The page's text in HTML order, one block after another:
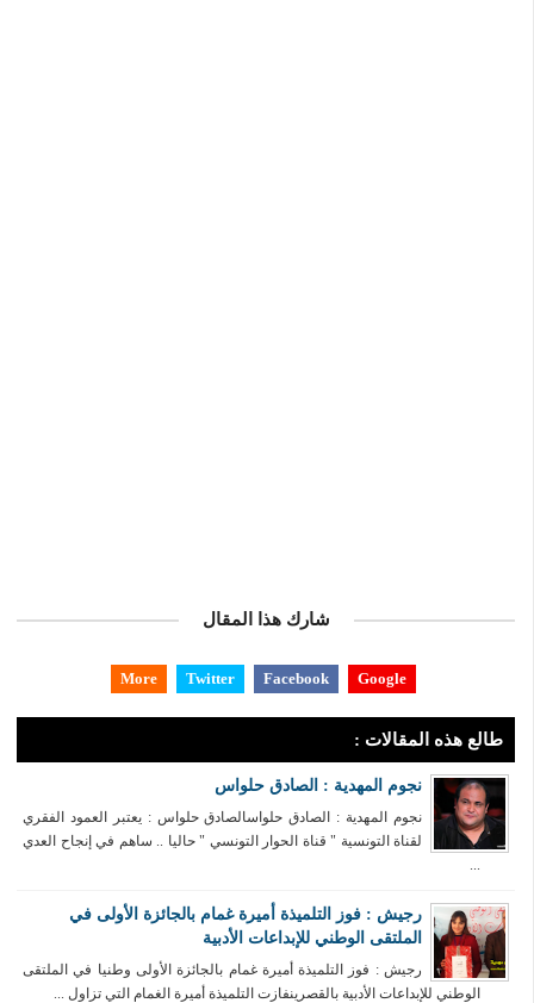
شارك هذا المقال
Google
Facebook
Twitter
More
طالع هذه المقالات :
نجوم المهدية : الصادق حلواس
نجوم المهدية : الصادق حلواسالصادق حلواس : يعتبر العمود الفقري
لقناة التونسية " قناة الحوار التونسي " حاليا .. ساهم في إنجاح العدي
رجيش : فوز التلميذة أميرة غمام بالجائزة الأولى في
الملتقى الوطني للإبداعات الأدبية
رجيش : فوز التلميذة أميرة غمام بالجائزة الأولى وطنيا في الملتقى
الوطني للإبداعات الأدبية بالقصرينفازت التلميذة أميرة الغمام التي تزاول ...